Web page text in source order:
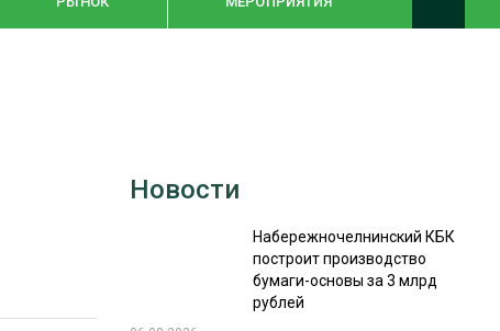
WOODEX-2021
СУШКА ДРЕВЕСИНЫ
Новости
Набережночелнинский КБК
построит производство
бумаги-основы за 3 млрд
рублей